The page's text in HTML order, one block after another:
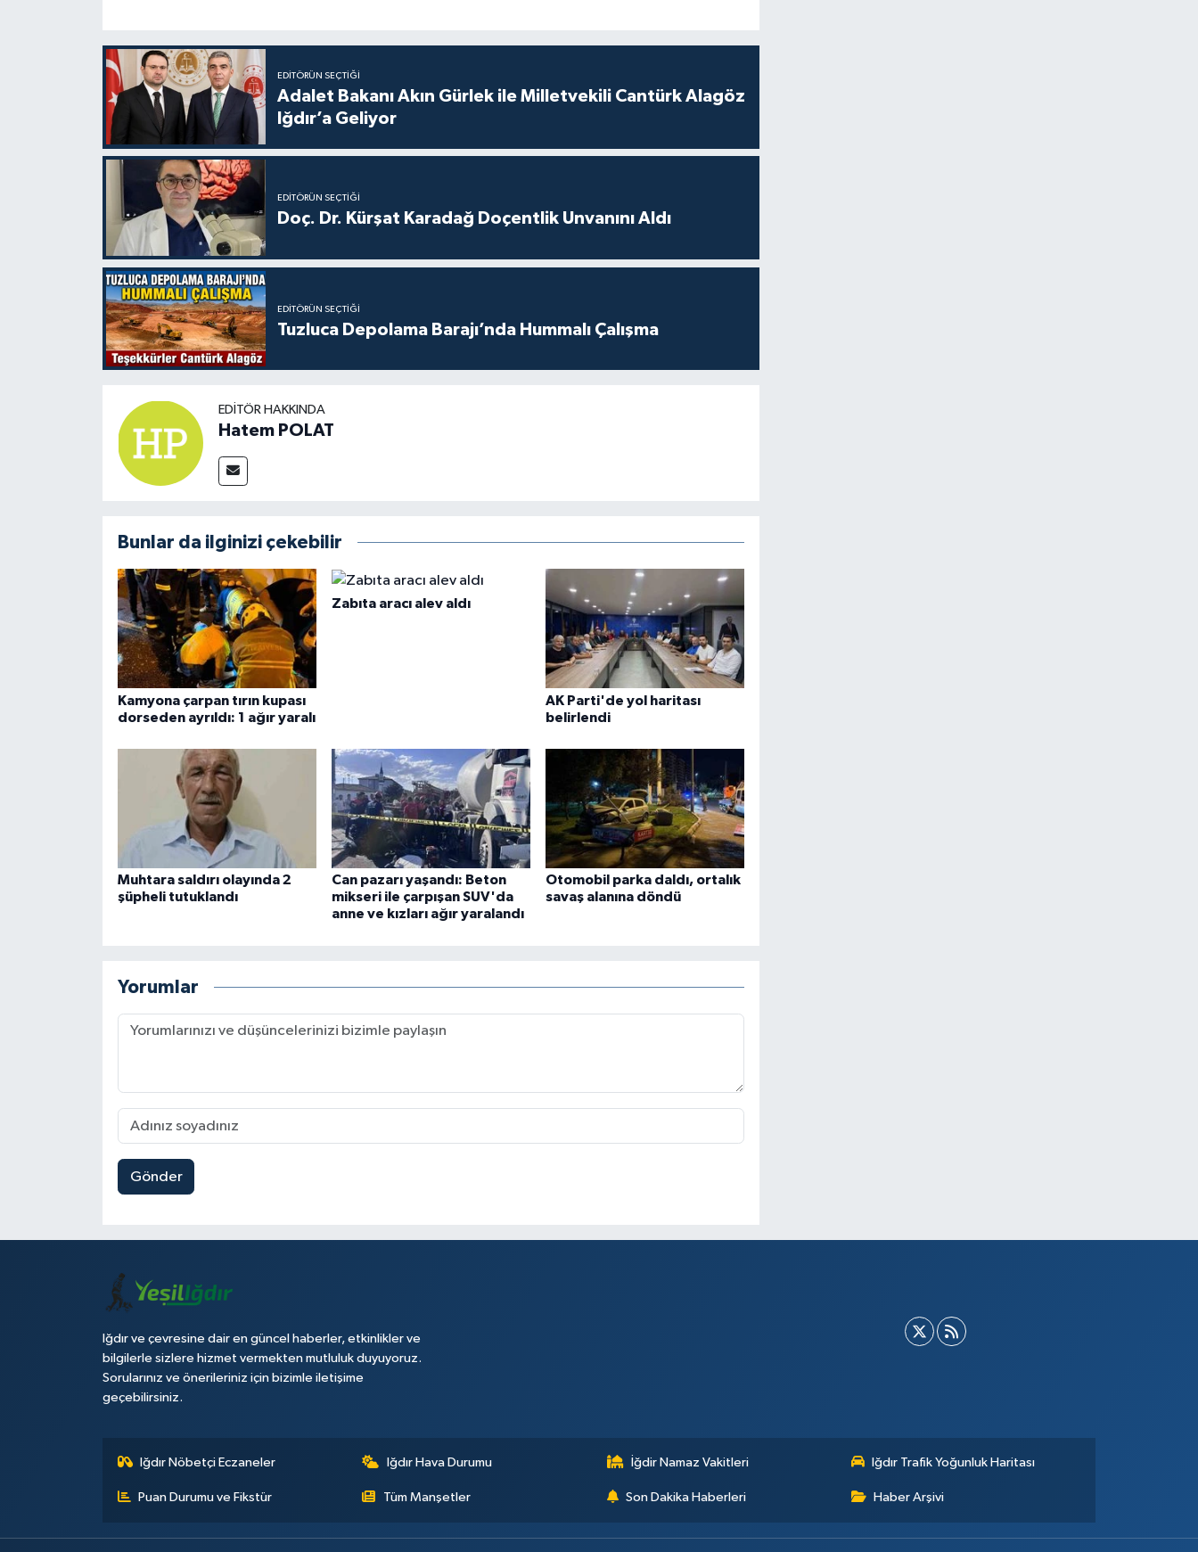
EDITÖRÜN SEÇTIĞI
Adalet Bakanı Akın Gürlek ile Milletvekili Cantürk Alagöz
Iğdır’a Geliyor
EDITÖRÜN SEÇTIĞI
Doç. Dr. Kürşat Karadağ Doçentlik Unvanını Aldı
EDITÖRÜN SEÇTIĞI
Tuzluca Depolama Barajı’nda Hummalı Çalışma
EDITÖR HAKKINDA
Hatem POLAT
Bunlar da ilginizi çekebilir
Kamyona çarpan tırın kupası
dorseden ayrıldı: 1 ağır yaralı
Zabıta aracı alev aldı
AK Parti'de yol haritası
belirlendi
Muhtara saldırı olayında 2
şüpheli tutuklandı
Can pazarı yaşandı: Beton
mikseri ile çarpışan SUV'da
anne ve kızları ağır yaralandı
Otomobil parka daldı, ortalık
savaş alanına döndü
Yorumlar
Gönder
Iğdır ve çevresine dair en güncel haberler, etkinlikler ve
bilgilerle sizlere hizmet vermekten mutluluk duyuyoruz.
Sorularınız ve önerileriniz için bizimle iletişime
geçebilirsiniz.
Iğdır Nöbetçi Eczaneler Iğdır Hava Durumu İğdir Namaz Vakitleri Iğdır Trafik Yoğunluk Haritası
Puan Durumu ve Fikstür Tüm Manşetler Son Dakika Haberleri Haber Arşivi